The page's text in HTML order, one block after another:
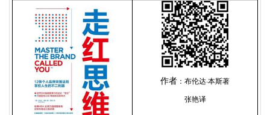
作者 ：布伦达·本斯著
张艳译